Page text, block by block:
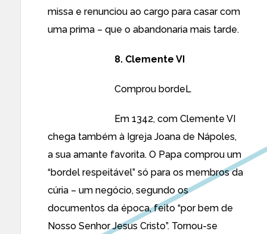
missa e renunciou ao cargo para casar com
uma prima – que o abandonaria mais tarde.
8. Clemente VI
Comprou bordeL
Em 1342, com Clemente VI
chega também à Igreja Joana de Nápoles,
a sua amante favorita. O Papa comprou um
“bordel respeitável” só para os membros da
cúria – um negócio, segundo os
documentos da época, feito “por bem de
Nosso Senhor Jesus Cristo”. Tornou-se